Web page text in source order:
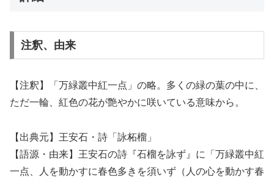
注釈、由来
【注釈】「万緑叢中紅一点」の略。多くの緑の葉の中に、
ただ一輪、紅色の花が艶やかに咲いている意味から。
【出典元】王安石・詩「詠柘榴」
【語源・由来】王安石の詩『石榴を詠ず』に「万緑叢中紅
一点、人を動かすに春色多きを須いず（人の心を動かす春